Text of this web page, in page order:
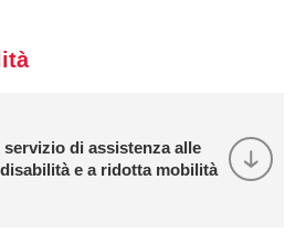
di assistenza alle
e a ridotta mobilità